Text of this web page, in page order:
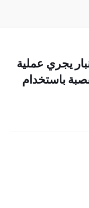
يجري عملية
باستخدام